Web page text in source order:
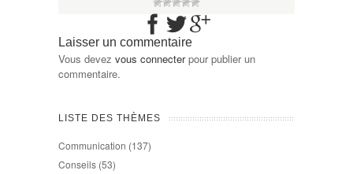
Laisser un commentaire
Vous devez vous connecterpour publier un
commentaire.
LISTE DES THÈMES
Communication (137)
Conseils (53)